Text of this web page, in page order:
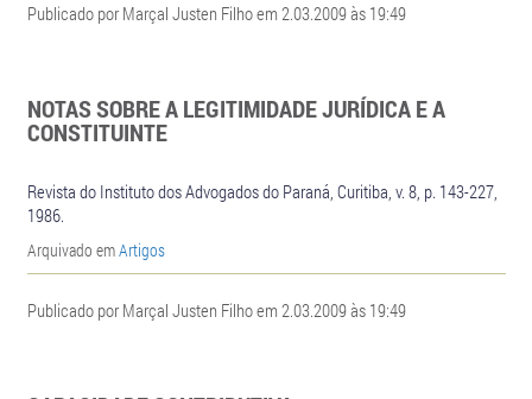
Publicado por Marçal Justen Filho em 2.03.2009 às 19:49
NOTAS SOBRE A LEGITIMIDADE JURÍDICA E A
CONSTITUINTE
Revista do Instituto dos Advogados do Paraná, Curitiba, v. 8, p. 143-227,
1986.
Arquivado emArtigos
Publicado por Marçal Justen Filho em 2.03.2009 às 19:49